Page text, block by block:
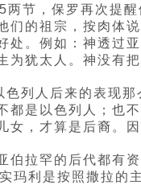
节，保罗再次提
们的祖宗，按肉体
处。例如：神透过
为犹太人。神没有
色列人后来的表现
都是以色列人；也
女，才算是后裔。
伯拉罕的后代都有
玛利是按照撒拉